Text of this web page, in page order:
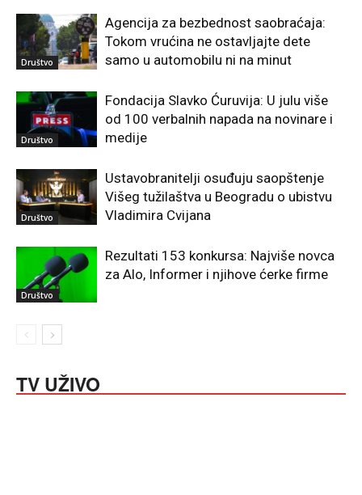
Društvo
Agencija za bezbednost saobraćaja:
Tokom vrućina ne ostavljajte dete
samo u automobilu ni na minut
Društvo
Fondacija Slavko Ćuruvija: U julu više
od 100 verbalnih napada na novinare i
medije
Društvo
Ustavobranitelji osuđuju saopštenje
Višeg tužilaštva u Beogradu o ubistvu
Vladimira Cvijana
Društvo
Rezultati 153 konkursa: Najviše novca
za Alo, Informer i njihove ćerke firme
TV UŽIVO